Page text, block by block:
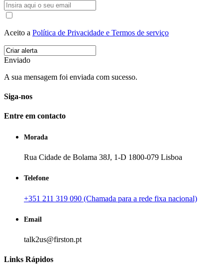
Aceito a Política de Privacidade e Termos de serviço
Enviado
A sua mensagem foi enviada com sucesso.
Siga-nos
Entre em contacto
Morada
Rua Cidade de Bolama 38J, 1-D 1800-079 Lisboa
Telefone
+351 211 319 090 (Chamada para a rede fixa nacional)
Email
talk2us@firston.pt
Links Rápidos